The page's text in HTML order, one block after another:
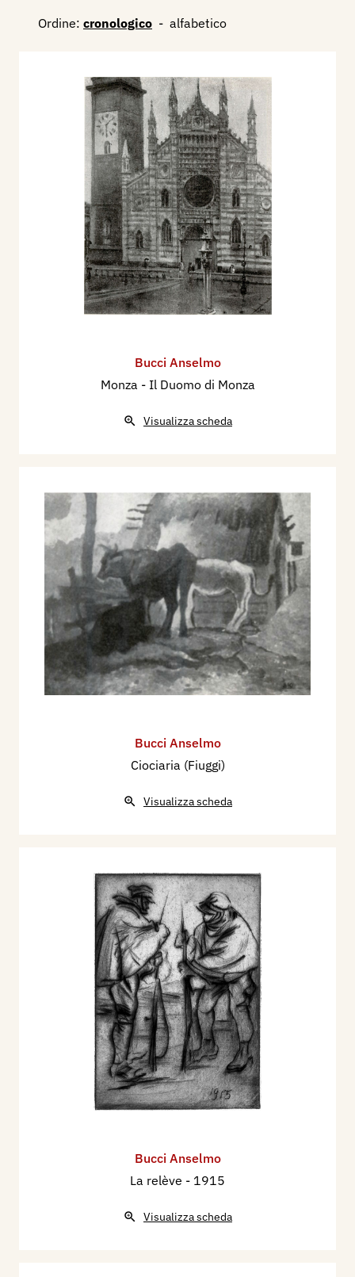
Ordine: cronologico - alfabetico
Bucci Anselmo
Monza - Il Duomo di Monza
Visualizza scheda
Bucci Anselmo
Ciociaria (Fiuggi)
Visualizza scheda
Bucci Anselmo
La relève - 1915
Visualizza scheda